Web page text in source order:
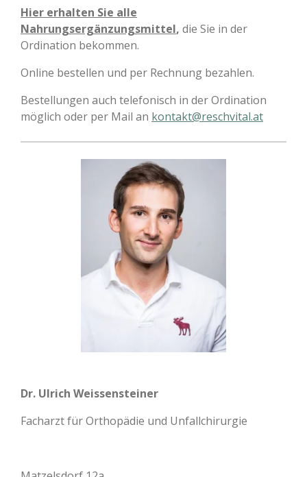
Hier erhalten Sie alle
Nahrungsergänzungsmittel, die Sie in der
Ordination bekommen.
Online bestellen und per Rechnung bezahlen.
Bestellungen auch telefonisch in der Ordination
möglich oder per Mail an kontakt@reschvital.at
Dr. Ulrich Weissensteiner
Facharzt für Orthopädie und Unfallchirurgie